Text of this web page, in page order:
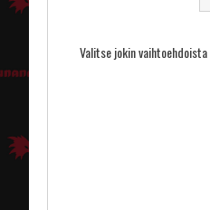
Valitse jokin